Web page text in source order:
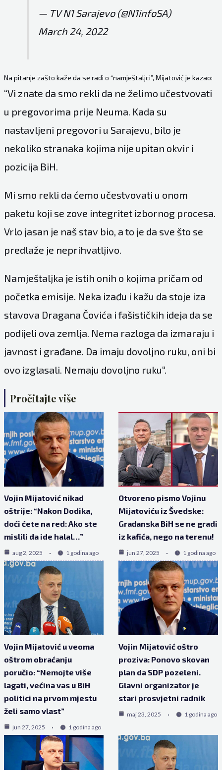
— TV N1 Sarajevo (@N1infoSA)
March 24, 2022
Na pitanje zašto kaže da se radi o “namještaljci”, Mijatović je kazao:
“Vi znate da smo rekli da ne želimo učestvovati
u pregovorima prije Neuma. Kada su
nastavljeni pregovori u Sarajevu, bilo je
nekoliko stranaka kojima nije upitan okvir i
pozicija BiH.
Mi smo rekli da ćemo učestvovati u onom
paketu koji se zove integritet izbornog procesa.
Vrlo jasan je naš stav bio, a to je da sve što se
predlaže je neprihvatljivo.
Namještaljka je istih onih o kojima pričam od
početka emisije. Neka izađu i kažu da stoje iza
stavova Dragana Čovića i fašističkih ideja da se
podijeli ova zemlja. Nema razloga da izmaraju i
javnost i građane. Da imaju dovoljno ruku, oni bi
ovo izglasali. Nemaju dovoljno ruku“.
Pročitajte više
Vojin Mijatović nikad
oštrije: “Nakon Dodika,
doći ćete na red: Ako ste
mislili da ide halal…”
aug 2, 2025 1 godina ago
Otvoreno pismo Vojinu
Mijatoviću iz Švedske:
Građanska BiH se ne gradi
iz kafića, nego na terenu!
jun 27, 2025 1 godina ago
Vojin Mijatović u veoma
oštrom obraćanju
poručio: “Nemojte više
lagati, većina vas u BiH
politici na prvom mjestu
želi samo vlast”
jun 27, 2025 1 godina ago
Vojin Mijatović oštro
proziva: Ponovo skovan
plan da SDP pozeleni.
Glavni organizator je
stari prosvjetni radnik
maj 23, 2025 1 godina ago